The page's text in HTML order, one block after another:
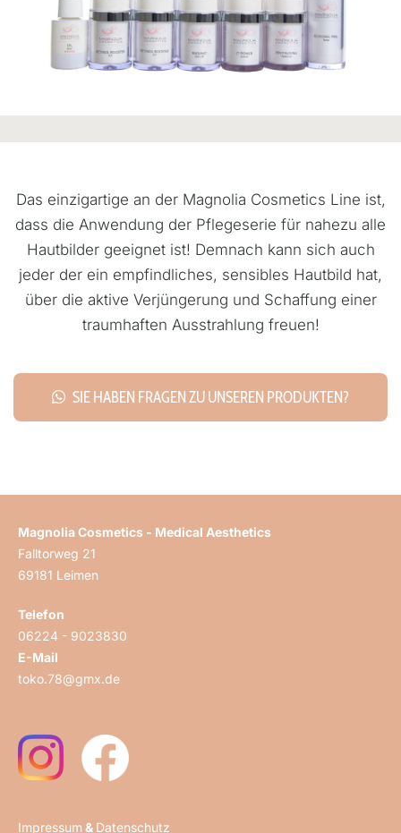
Das einzigartige an der Magnolia Cosmetics Line ist,
dass die Anwendung der Pflegeserie für nahezu alle
Hautbilder geeignet ist! Demnach kann sich auch
jeder der ein empfindliches, sensibles Hautbild hat,
über die aktive Verjüngerung und Schaffung einer
traumhaften Ausstrahlung freuen!
SIE HABEN FRAGEN ZU UNSEREN PRODUKTEN?
Magnolia Cosmetics - Medical Aesthetics
Falltorweg 21
69181 Leimen
Telefon
06224 - 9023830
E-Mail
toko.78@gmx.de
Impressum & Datenschutz